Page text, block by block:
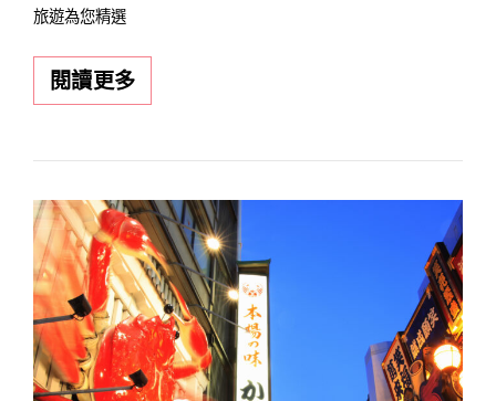
旅遊為您精選
閱讀更多2026
羽
場
伴
手
禮
攻
略：
精